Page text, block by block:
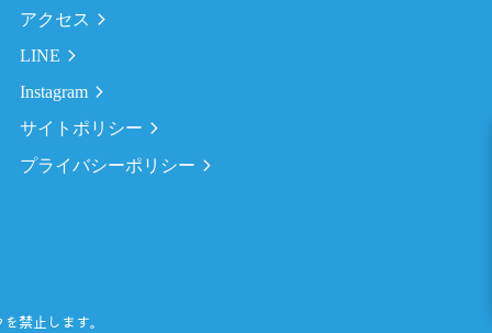
アクセス
LINE
Instagram
サイトポリシー
プライバシーポリシー
禁止します。